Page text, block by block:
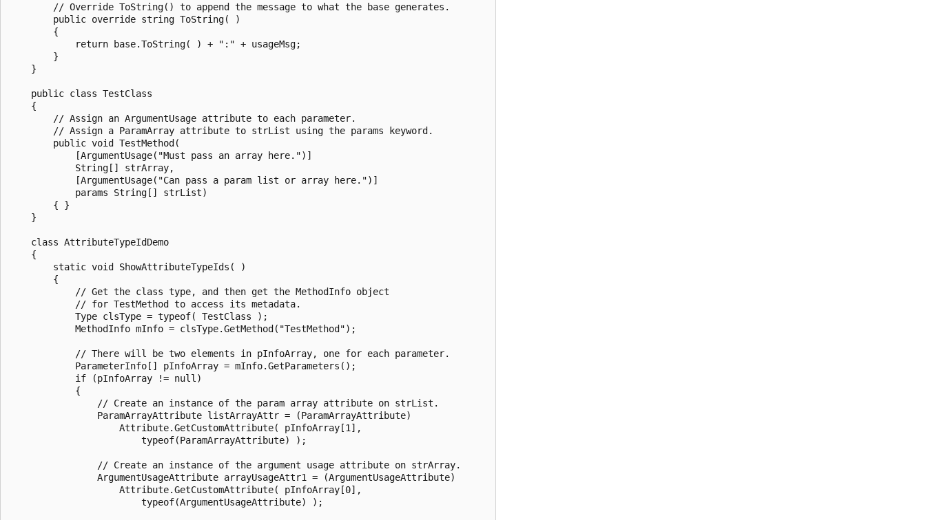
        // Override ToString() to append the message to what the base generates.
        public override string ToString( )
        {
            return base.ToString( ) + ":" + usageMsg;
        }
    }
    public class TestClass
    {
        // Assign an ArgumentUsage attribute to each parameter.
        // Assign a ParamArray attribute to strList using the params keyword.
        public void TestMethod(
            [ArgumentUsage("Must pass an array here.")]
            String[] strArray,
            [ArgumentUsage("Can pass a param list or array here.")]
            params String[] strList)
        { }
    }
    class AttributeTypeIdDemo
    {
        static void ShowAttributeTypeIds( )
        {
            // Get the class type, and then get the MethodInfo object
            // for TestMethod to access its metadata.
            Type clsType = typeof( TestClass );
            MethodInfo mInfo = clsType.GetMethod("TestMethod");
            // There will be two elements in pInfoArray, one for each parameter.
            ParameterInfo[] pInfoArray = mInfo.GetParameters();
            if (pInfoArray != null)
            {
                // Create an instance of the param array attribute on strList.
                ParamArrayAttribute listArrayAttr = (ParamArrayAttribute)
                    Attribute.GetCustomAttribute( pInfoArray[1],
                        typeof(ParamArrayAttribute) );
                // Create an instance of the argument usage attribute on strArray.
                ArgumentUsageAttribute arrayUsageAttr1 = (ArgumentUsageAttribute)
                    Attribute.GetCustomAttribute( pInfoArray[0],
                        typeof(ArgumentUsageAttribute) );